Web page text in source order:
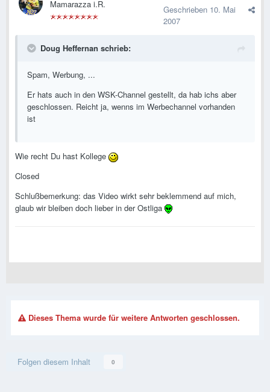
Mamarazza i.R. Geschrieben 10. Mai
2007
Doug Heffernan schrieb:
Spam, Werbung, ...
Er hats auch in den WSK-Channel gestellt, da hab ichs aber
geschlossen. Reicht ja, wenns im Werbechannel vorhanden
ist
Wie recht Du hast Kollege
Closed
Schlußbemerkung: das Video wirkt sehr beklemmend auf mich,
glaub wir bleiben doch lieber in der Ostliga
Dieses Thema wurde für weitere Antworten geschlossen.
Folgen diesem Inhalt 0